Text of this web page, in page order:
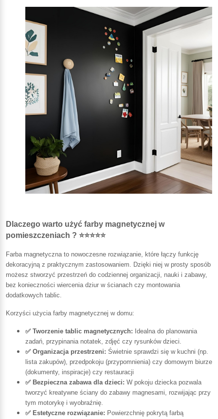
Dlaczego warto użyć farby magnetycznej w
pomieszczeniach ? ⭐⭐⭐⭐⭐
Farba magnetyczna to nowoczesne rozwiązanie, które łączy funkcję
dekoracyjną z praktycznym zastosowaniem. Dzięki niej w prosty sposób
możesz stworzyć przestrzeń do codziennej organizacji, nauki i zabawy,
bez konieczności wiercenia dziur w ścianach czy montowania
dodatkowych tablic.
Korzyści użycia farby magnetycznej w domu:
✅ Tworzenie tablic magnetycznych: Idealna do planowania
zadań, przypinania notatek, zdjęć czy rysunków dzieci.
✅ Organizacja przestrzeni: Świetnie sprawdzi się w kuchni (np.
lista zakupów), przedpokoju (przypomnienia) czy domowym biurze
(dokumenty, inspiracje) czy restauracji
✅ Bezpieczna zabawa dla dzieci: W pokoju dziecka pozwala
tworzyć kreatywne ściany do zabawy magnesami, rozwijając przy
tym motorykę i wyobraźnię.
✅ Estetyczne rozwiązanie: Powierzchnię pokrytą farbą